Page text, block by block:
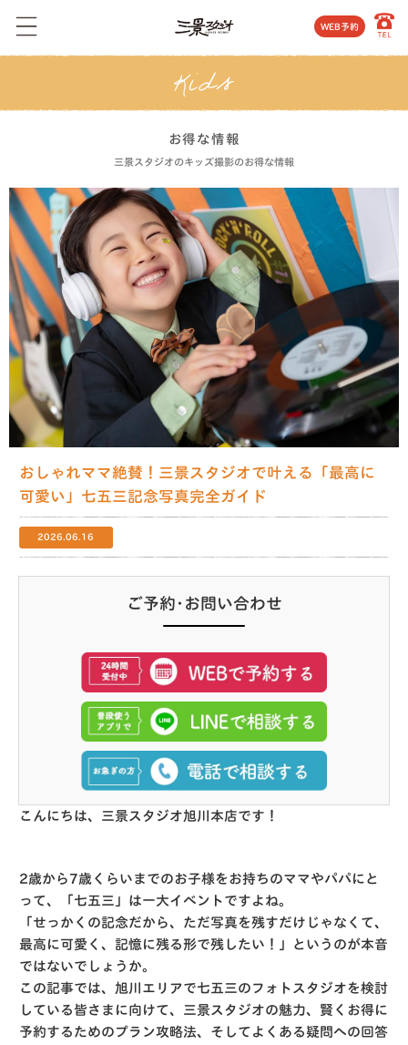
WEB予約
お得な情報
三景スタジオのキッズ撮影のお得な情報
おしゃれママ絶賛！三景スタジオで叶える「最高に
可愛い」七五三記念写真完全ガイド
2026.06.16
ご予約･お問い合わせ
こんにちは、三景スタジオ旭川本店です！
2歳から7歳くらいまでのお子様をお持ちのママやパパにと
って、「七五三」は一大イベントですよね。
「せっかくの記念だから、ただ写真を残すだけじゃなくて、
最高に可愛く、記憶に残る形で残したい！」というのが本音
ではないでしょうか。
この記事では、旭川エリアで七五三のフォトスタジオを検討
している皆さまに向けて、三景スタジオの魅力、賢くお得に
予約するためのプラン攻略法、そしてよくある疑問への回答